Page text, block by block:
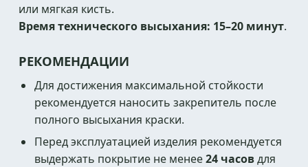
или мягкая кисть.
Время технического высыхания: 15–20 минут.
РЕКОМЕНДАЦИИ
Для достижения максимальной стойкости
рекомендуется наносить закрепитель после
полного высыхания краски.
Перед эксплуатацией изделия рекомендуется
выдержать покрытие не менее24 часовдля